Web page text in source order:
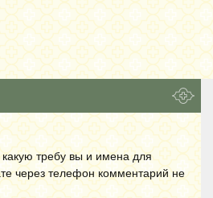
требу вы и имена для
через телефон комментарий не